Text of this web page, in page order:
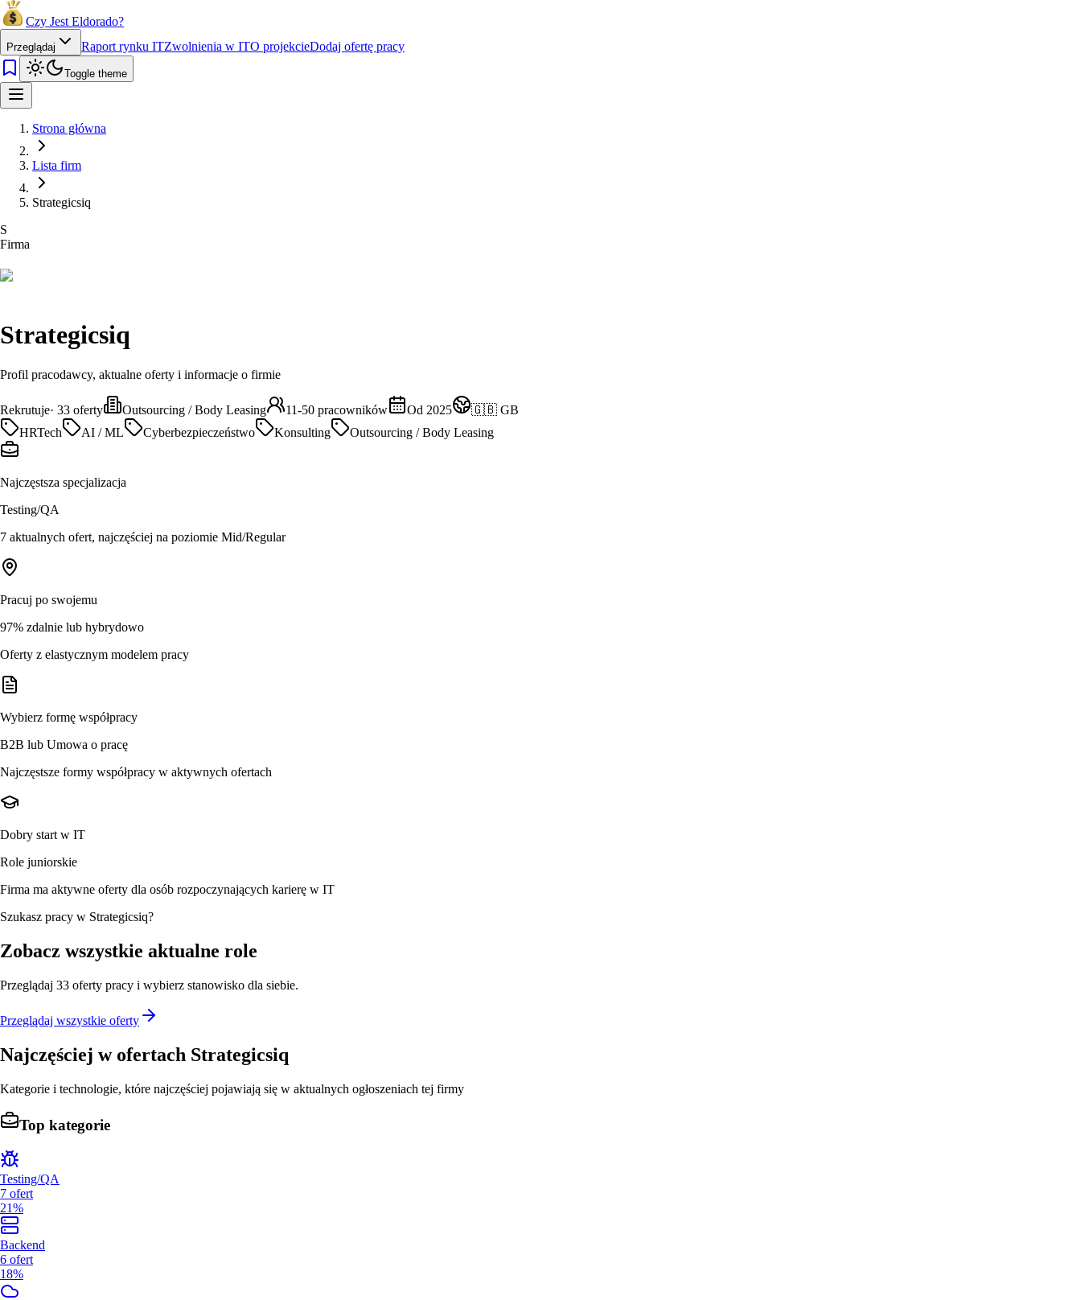
Czy Jest Eldorado?
Przeglądaj Raport rynku ITZwolnienia w ITO projekcieDodaj ofertę pracy
Toggle theme
Strona główna
Lista firm
Strategicsiq
S
Firma
Strategicsiq
Profil pracodawcy, aktualne oferty i informacje o firmie
Rekrutuje· 33 oferty Outsourcing / Body Leasing 11-50 pracowników Od 2025
🇬🇧 GB
HRTech
AI / ML Cyberbezpieczeństwo Konsulting Outsourcing / Body Leasing
Najczęstsza specjalizacja
Testing/QA
7 aktualnych ofert, najczęściej na poziomie Mid/Regular
Pracuj po swojemu
97% zdalnie lub hybrydowo
Oferty z elastycznym modelem pracy
Wybierz formę współpracy
B2B lub Umowa o pracę
Najczęstsze formy współpracy w aktywnych ofertach
Dobry start w IT
Role juniorskie
Firma ma aktywne oferty dla osób rozpoczynających karierę w IT
Szukasz pracy w Strategicsiq?
Zobacz wszystkie aktualne role
Przeglądaj 33 oferty pracy i wybierz stanowisko dla siebie.
Przeglądaj wszystkie oferty
Najczęściej w ofertach Strategicsiq
Kategorie i technologie, które najczęściej pojawiają się w aktualnych ogłoszeniach tej firmy
Top kategorie
Testing/QA
7 ofert
21%
Backend
6 ofert
18%